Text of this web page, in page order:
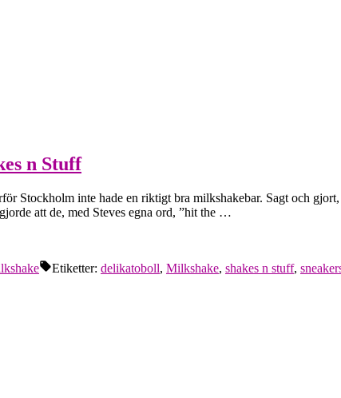
n Stuff
Stockholm inte hade en riktigt bra milkshakebar. Sagt och
att de, med Steves egna ord, ”hit the …
Etiketter: delikatoboll, Milkshake, shakes n stuff,